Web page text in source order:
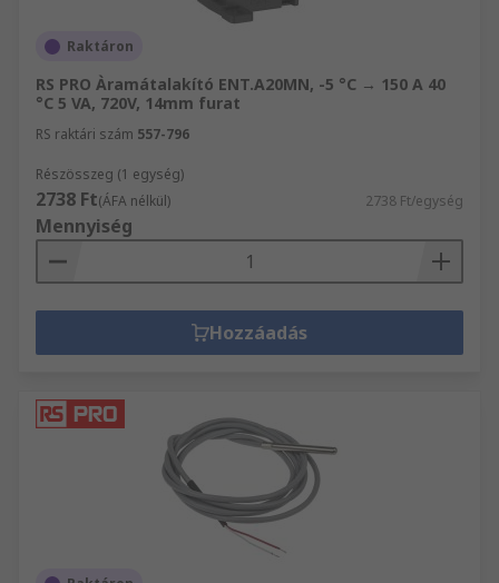
Raktáron
RS PRO Àramátalakító ENT.A20MN, -5 °C → 150 A 40
°C 5 VA, 720V, 14mm furat
RS raktári szám 557-796
Részösszeg (1 egység)
2738 Ft(ÁFA nélkül) 2738 Ft/egység
Mennyiség
Hozzáadás